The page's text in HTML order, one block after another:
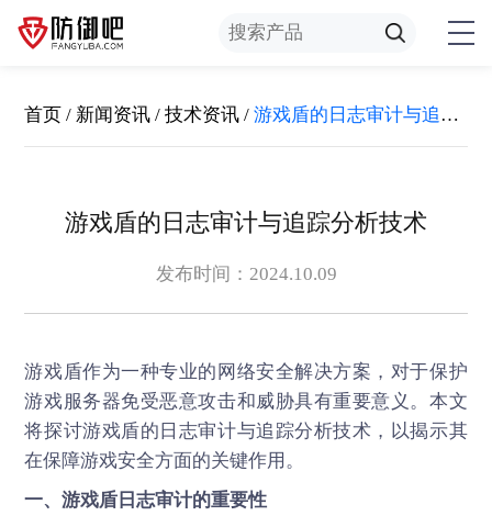
首页 / 新闻资讯 /技术资讯 /游戏盾的日志审计与追踪分析技术
游戏盾的日志审计与追踪分析技术
发布时间：2024.10.09
游戏盾作为一种专业的网络安全解决方案，对于保护
游戏服务器免受恶意攻击和威胁具有重要意义。本文
将探讨游戏盾的日志审计与追踪分析技术，以揭示其
在保障游戏安全方面的关键作用。
一、游戏盾 日志审计的重要性